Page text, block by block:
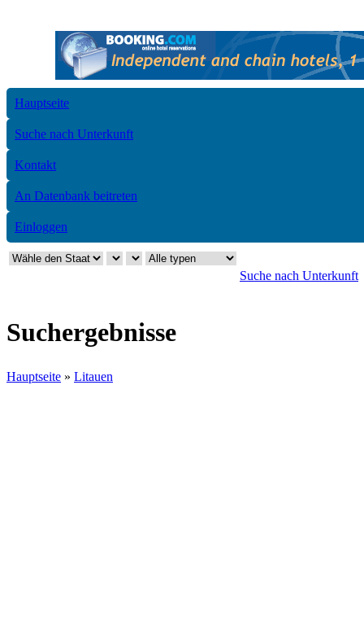
Hauptseite
Suche nach Unterkunft
Kontakt
An Datenbank beitreten
Einloggen
Suche nach Unterkunft
Suchergebnisse
Hauptseite » Litauen